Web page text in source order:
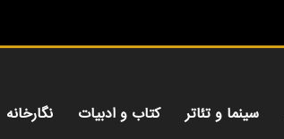
سینما و تئاتر کتاب و ادبیات نگارخانه